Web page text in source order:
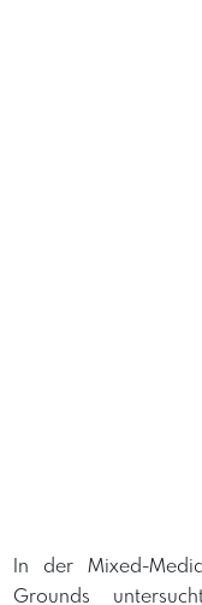
In der Mixed-
Grounds